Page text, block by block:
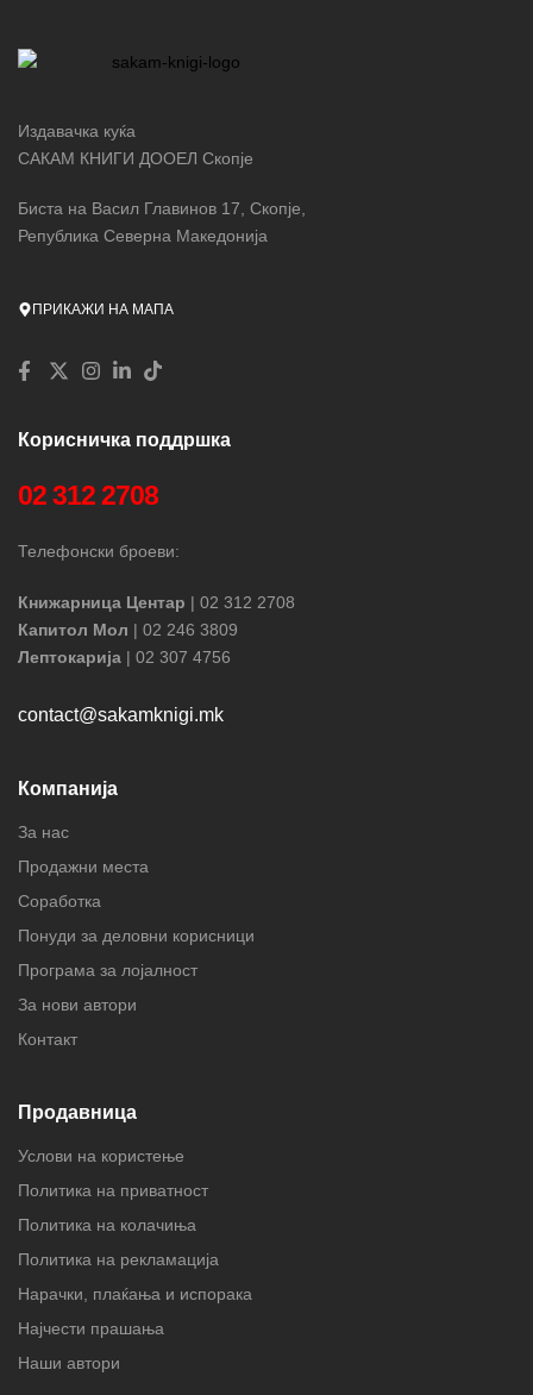
Издавачка куќа
САКАМ КНИГИ ДООЕЛ Скопје
Биста на Васил Главинов 17, Скопје,
Република Северна Македонија
ПРИКАЖИ НА МАПА
Корисничка поддршка
02 312 2708
Телефонски броеви:
Книжарница Центар | 02 312 2708
Капитол Мол | 02 246 3809
Лептокарија | 02 307 4756
contact@sakamknigi.mk
Компанија
За нас
Продажни места
Соработка
Понуди за деловни корисници
Програма за лојалност
За нови автори
Контакт
Продавница
Услови на користење
Политика на приватност
Политика на колачиња
Политика на рекламација
Нарачки, плаќања и испорака
Најчести прашања
Наши автори